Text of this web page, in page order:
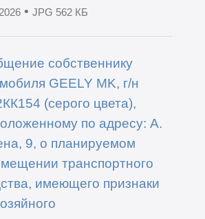
• JPG 562 КБ
собственнику
GEELY MK, г/н
(серого цвета),
по адресу: А.
9, о планируемом
транспортного
имеющего признаки